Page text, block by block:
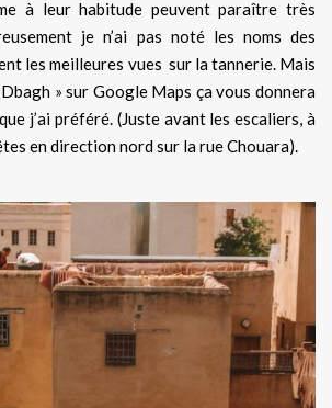
à leur habitude peuvent paraître très
je n’ai pas noté les noms des
les meilleures vues sur la tannerie. Mais
» sur Google Maps ça vous donnera
j’ai préféré. (Juste avant les escaliers, à
en direction nord sur la rue Chouara).